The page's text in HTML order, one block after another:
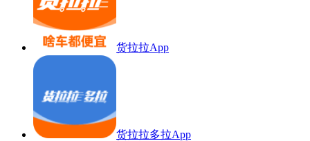
货拉拉App
货拉拉多拉App